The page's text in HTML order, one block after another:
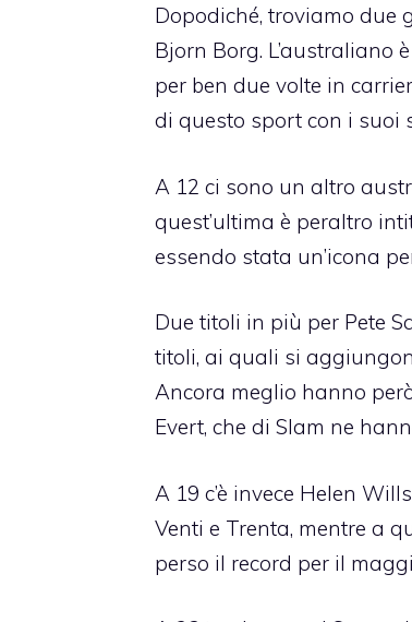
Dopodiché, troviamo due
Bjorn Borg.
per ben due volte in
di questo sport con i suoi
A 12 ci sono un altro
quest’ultima è peraltro
essendo stata un’icona
Due titoli in più per Pete
titoli, ai quali si
Ancora meglio hanno
Evert, che di Slam ne
A 19 c’è invece Helen
Venti e Trenta, mentre a
perso il record per il